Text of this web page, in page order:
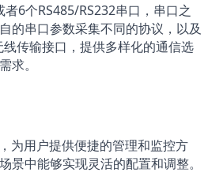
6个RS485/RS232串口，串口之
的串口参数采集不同的协议，以及
传输接口，提供多样化的通信选
求。
为用户提供便捷的管理和监控方
景中能够实现灵活的配置和调整。